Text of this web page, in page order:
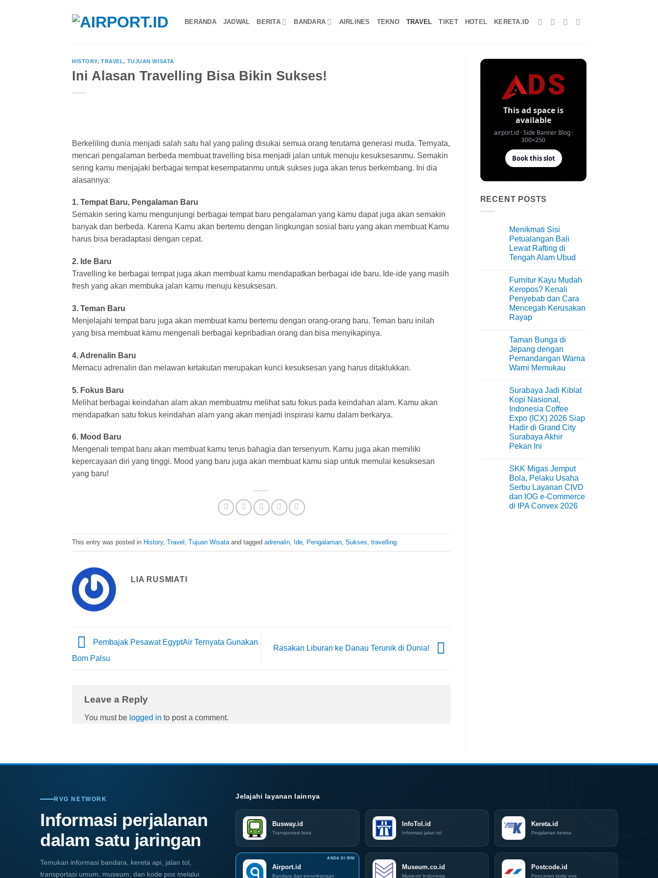
BERANDA JADWAL BERITA BANDARA AIRLINES TEKNO TRAVEL TIKET HOTEL KERETA.ID
HISTORY,TRAVEL, TUJUAN WISATA
Ini Alasan Travelling Bisa Bikin Sukses!
Berkeliling dunia menjadi salah satu hal yang paling disukai semua orang terutama generasi muda. Ternyata,
mencari pengalaman berbeda membuat travelling bisa menjadi jalan untuk menuju kesuksesanmu. Semakin
sering kamu menjajaki berbagai tempat kesempatanmu untuk sukses juga akan terus berkembang. Ini dia
alasannya:
1. Tempat Baru, Pengalaman Baru
Semakin sering kamu mengunjungi berbagai tempat baru pengalaman yang kamu dapat juga akan semakin
banyak dan berbeda. Karena Kamu akan bertemu dengan lingkungan sosial baru yang akan membuat Kamu
harus bisa beradaptasi dengan cepat.
2. Ide Baru
Travelling ke berbagai tempat juga akan membuat kamu mendapatkan berbagai ide baru. Ide-ide yang masih
fresh yang akan membuka jalan kamu menuju kesuksesan.
3. Teman Baru
Menjelajahi tempat baru juga akan membuat kamu bertemu dengan orang-orang baru. Teman baru inilah
yang bisa membuat kamu mengenali berbagai kepribadian orang dan bisa menyikapinya.
4. Adrenalin Baru
Memacu adrenalin dan melawan ketakutan merupakan kunci kesuksesan yang harus ditaklukkan.
5. Fokus Baru
Melihat berbagai keindahan alam akan membuatmu melihat satu fokus pada keindahan alam. Kamu akan
mendapatkan satu fokus keindahan alam yang akan menjadi inspirasi kamu dalam berkarya.
6. Mood Baru
Mengenali tempat baru akan membuat kamu terus bahagia dan tersenyum. Kamu juga akan memiliki
kepercayaan diri yang tinggi. Mood yang baru juga akan membuat kamu siap untuk memulai kesuksesan
yang baru!
This entry was posted in History, Travel Tujuan Wisata and tagged adrenalin Ide Pengalaman Sukses travelling
LIA RUSMIATI
Pembajak Pesawat EgyptAir Ternyata Gunakan
Bom Palsu
Rasakan Liburan ke Danau Terunik di Dunia!
Leave a Reply
You must be logged in to post a comment.
RECENT POSTS
Menikmati Sisi
Petualangan Bali
Lewat Rafting di
Tengah Alam Ubud
on
Menikmati
Sisi
Petualangan
Bali
Lewat
Rafting
Alam
Ubud
Furnitur Kayu Mudah
Keropos? Kenali
Penyebab dan Cara
Mencegah Kerusakan
Rayap
on
Furnitur
Kayu
Mudah
Keropos?
Kenali
Cara
Mencegah
Kerusakan
Rayap
Taman Bunga di
Jepang dengan
Pemandangan Warna
Warni Memukau
on
Taman
Bunga
di
Jepang
dengan
Pemandangan
Warna
Warni
Memukau
Surabaya Jadi Kiblat
Kopi Nasional,
Indonesia Coffee
Expo (ICX) 2026 Siap
Hadir di Grand City
Surabaya Akhir
Pekan Ini
on
Surabaya
Jadi
Kiblat
Kopi
Nasional,
Indonesia
SKK Migas Jemput
Bola, Pelaku Usaha
Serbu Layanan CIVD
dan IOG e-Commerce
di IPA Convex 2026
RVG NETWORK
Informasi perjalanan
dalam satu jaringan
Temukan informasi bandara, kereta api, jalan tol,
transportasi umum, museum, dan kode pos melalui
Jelajahi layanan lainnya
Busway.id
Transportasi kota
InfoTol.id
Informasi jalan tol
Kereta.id
Perjalanan kereta
Airport.id
Bandara dan penerbangan
Museum.co.id
Museum Indonesia
Postcode.id
Pencarian kode pos